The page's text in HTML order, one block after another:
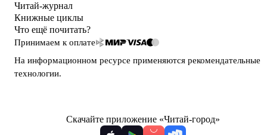
Читай-журнал
Книжные циклы
Что ещё почитать?
Принимаем к оплате
На информационном ресурсе применяются рекомендательные
технологии.
Скачайте приложение «Читай-город»